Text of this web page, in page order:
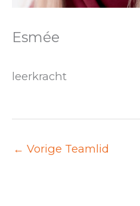
Esmée
leerkracht
← Vorige Teamlid